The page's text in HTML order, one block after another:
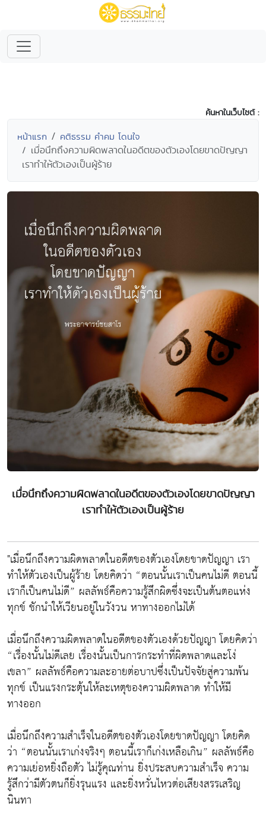
ค้นหาในเว็บไซต์ :
หน้าแรก คติธรรม คำคม โดนใจ
เมื่อนึกถึงความผิดพลาดในอดีตของตัวเองโดยขาดปัญญา
เราทำให้ตัวเองเป็นผู้ร้าย
เมื่อนึกถึงความผิดพลาดในอดีตของตัวเองโดยขาดปัญญา
เราทำให้ตัวเองเป็นผู้ร้าย
"เมื่อนึกถึงความผิดพลาดในอดีตของตัวเองโดยขาดปัญญา เรา
ทำให้ตัวเองเป็นผู้ร้าย โดยคิดว่า “ตอนนั้นเราเป็นคนไม่ดี ตอนนี้
เราก็เป็นคนไม่ดี​” ผลลัพธ์คือความรู้สึกผิดซึ่งจะเป็นต้นตอแห่ง
ทุกข์ ชักนำให้เวียนอยู่ในวังวน หาทางออกไม่ได้
เมื่อนึกถึงความผิดพลาดในอดีตของตัวเองด้วยปัญญา โดยคิดว่า
“เรื่องนั้นไม่ดีเลย เรื่องนั้นเป็นการกระทำที่ผิดพลาดและโง่
เขลา” ผลลัพธ์คือความละอายต่อบาปซึ่งเป็นปัจจัยสู่ความพ้น
ทุกข์ เป็นแรงกระตุ้นให้ละเหตุของความผิดพลาด ทำให้มี
ทางออก
เมื่อนึกถึงความสำเร็จในอดีตของตัวเองโดยขาดปัญญา โดยคิด
ว่า “ตอนนั้นเราเก่งจริงๆ ตอนนี้เราก็เก่งเหลือเกิน” ผลลัพธ์คือ
ความเย่อหยิ่งถือตัว ไม่รู้คุณท่าน ยิ่งประสบความสำเร็จ ความ
รู้สึกว่ามีตัวตนก็ยิ่งรุนแรง และยิ่งหวั่นไหวต่อเสียงสรรเสริญ
นินทา